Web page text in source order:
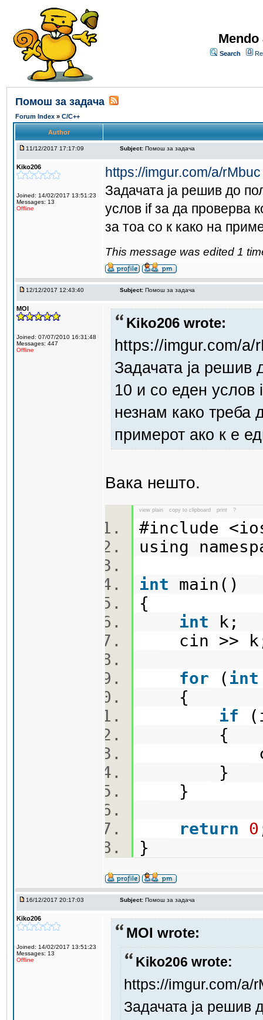
Search
Помош за задача
Forum Index » C/C++
Author
11/12/2017 17:17:09 Subject: Помош за задача
Kiko206
Joined: 14/02/2017 13:51:23
Messages: 13
Offline
https://imgur.com/a/rMbuc
Задачата ја решив до
услов if за да проверва
за тоа со к како на
This message was edited 1
12/12/2017 12:43:40 Subject: Помош за задача
MOI
Joined: 07/07/2010 16:31:48
Messages: 447
Offline
Kiko206 wrote:
https://imgur.com/a/
Задачата ја решив
10 и со еден услов
незнам како треба
примерот ако к е
Вака нешто.
view plain copy to clipboard print ?
#include
using
int main()
{
int k;
cin >>
for ( int
{
if
{
cout
}
}
return
0
}
16/12/2017 20:17:03 Subject: Помош за задача
Kiko206
Joined: 14/02/2017 13:51:23
Messages: 13
Offline
MOI wrote:
Kiko206 wrote:
https://imgur.com/a/
Задачата ја решив